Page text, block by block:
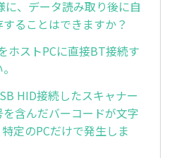
に、データ読み取り後に自
ることはできますか？
ホストPCに直接BT接続す
HID接続したスキャナー
含んだバーコードが文字
定のPCだけで発生しま